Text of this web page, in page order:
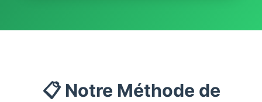
📋 Notre Méthode de